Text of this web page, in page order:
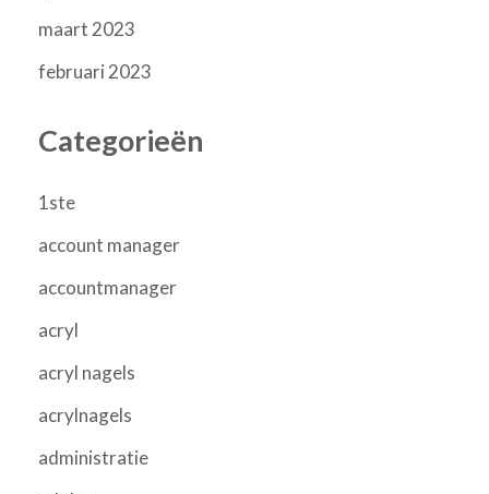
maart 2023
februari 2023
Categorieën
1ste
account manager
accountmanager
acryl
acryl nagels
acrylnagels
administratie